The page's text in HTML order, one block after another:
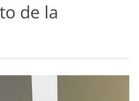
de la